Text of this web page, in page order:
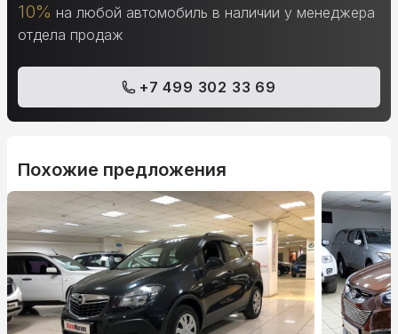
10% на любой автомобиль в наличии у менеджера
отдела продаж
+7 499 302 33 69
Похожие предложения